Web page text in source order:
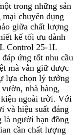
trong những sản
chuyên dụng
giữa chất lượng
kế tối ưu dành
Control 25-1L
ứng tốt nhu cầu
mà vẫn giữ được
lựa chọn lý tưởng
nhà hàng,
kiện ngoài trời. Với
và hiệu suất đáng
là người bạn đồng
cần chất lượng